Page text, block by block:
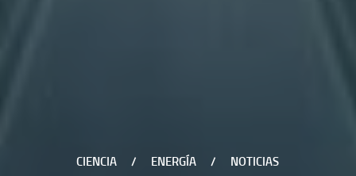
CIENCIA / ENERGÍA /
NOTICIAS